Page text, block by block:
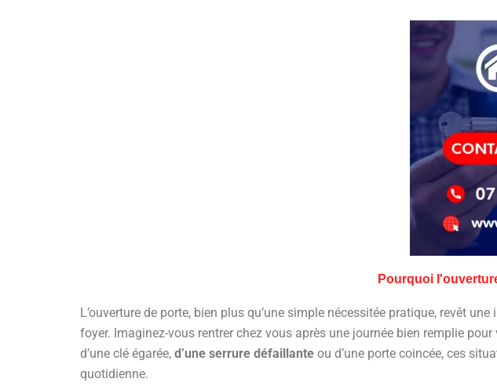
Pourquoi
L’ouverture de porte, bien plus qu’une simple nécessitée pratique, revêt
foyer. Imaginez-vous rentrer chez vous après une journée bien remplie
d’une clé égarée, d’une serrure défaillante ou d’une porte coincée, ces
quotidienne.